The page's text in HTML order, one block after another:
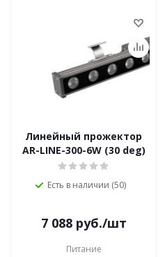
Линейный прожектор
AR-LINE-300-6W (30 deg)
Есть в наличии (50)
7 088руб./шт
Питание